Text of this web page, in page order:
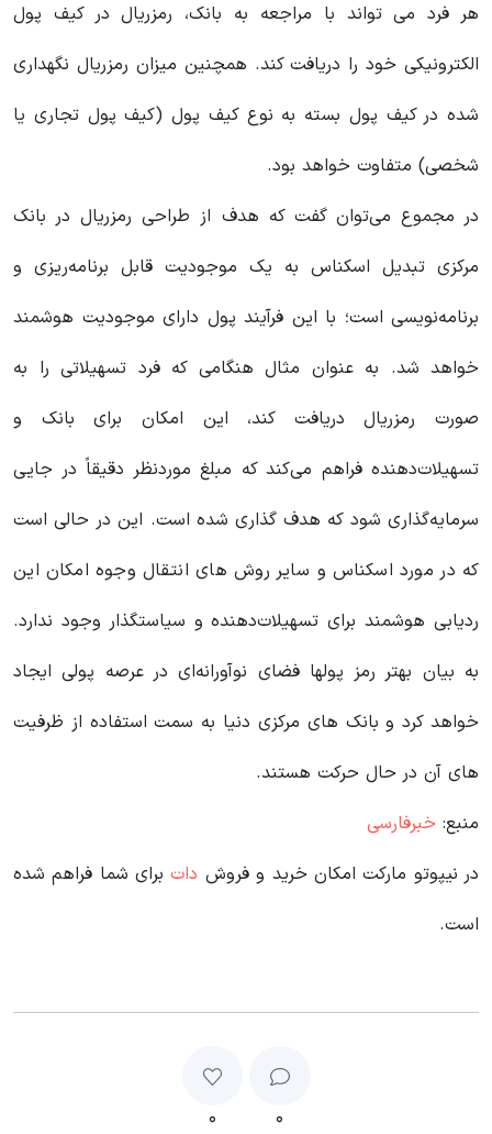
هر فرد می تواند با مراجعه به بانک، رمزریال در کیف پول
الکترونیکی خود را دریافت کند. همچنین میزان رمزریال نگهداری
شده در کیف پول بسته به نوع کیف پول (کیف پول تجاری یا
شخصی) متفاوت خواهد بود.
در مجموع می‌توان گفت که هدف از طراحی رمزریال در بانک
مرکزی تبدیل اسکناس به یک موجودیت قابل برنامه‌ریزی و
برنامه‌نویسی است؛ با این فرآیند پول دارای موجودیت هوشمند
خواهد شد. به عنوان مثال هنگامی که فرد تسهیلاتی را به
صورت رمزریال دریافت کند، این امکان برای بانک و
تسهیلات‌دهنده فراهم می‌کند که مبلغ موردنظر دقیقاً در جایی
سرمایه‌گذاری شود که هدف گذاری شده است. این در حالی است
که در مورد اسکناس و سایر روش های انتقال وجوه امکان این
ردیابی هوشمند برای تسهیلات‌دهنده و سیاستگذار وجود ندارد.
به بیان بهتر رمز پولها فضای نوآورانه‌ای در عرصه پولی ایجاد
خواهد کرد و بانک های مرکزی دنیا به سمت استفاده از ظرفیت
های آن در حال حرکت هستند.
منبع: خبرفارسی
در نیپوتو مارکت امکان خرید و فروش داتبرای شما فراهم شده
است.
۰ ۰